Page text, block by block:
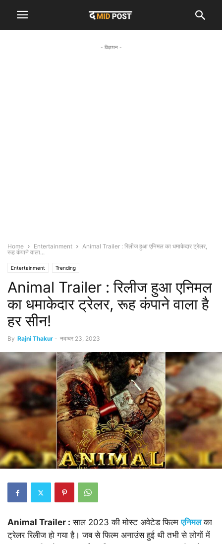
- विज्ञापन -
Home Entertainment
Animal Trailer : रिलीज हुआ एनिमल का धमाकेदार ट्रेलर,
रूह कंपाने वाला...
Entertainment Trending
Animal Trailer : रिलीज हुआ एनिमल
का धमाकेदार ट्रेलर, रूह कंपाने वाला है
हर सीन!
By Rajni Thakur - नवम्बर 23, 2023
Animal Trailer : साल 2023 की मोस्ट अवेटेड फिल्मएनिमलका
ट्रेलर रिलीज हो गया है। जब से फिल्म अनाउंस हुई थी तभी से लोगों में